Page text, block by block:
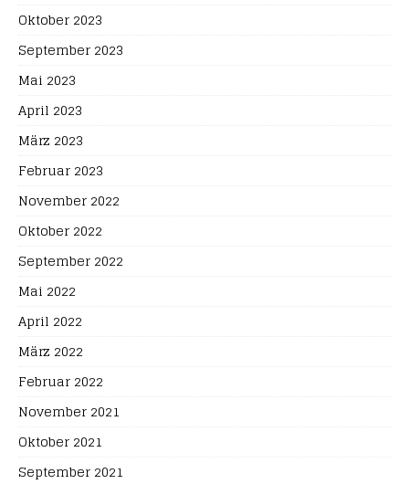
Oktober 2023
September 2023
Mai 2023
April 2023
März 2023
Februar 2023
November 2022
Oktober 2022
September 2022
Mai 2022
April 2022
März 2022
Februar 2022
November 2021
Oktober 2021
September 2021